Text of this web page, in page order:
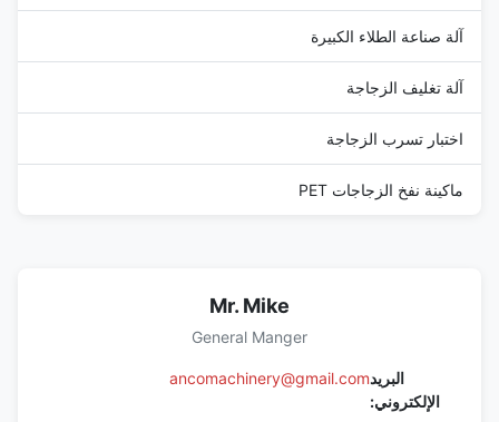
آلة صناعة الطلاء الكبيرة
آلة تغليف الزجاجة
اختبار تسرب الزجاجة
ماكينة نفخ الزجاجات PET
Mr. Mike
General Manger
البريد
الإلكتروني:
ancomachinery@gmail.com